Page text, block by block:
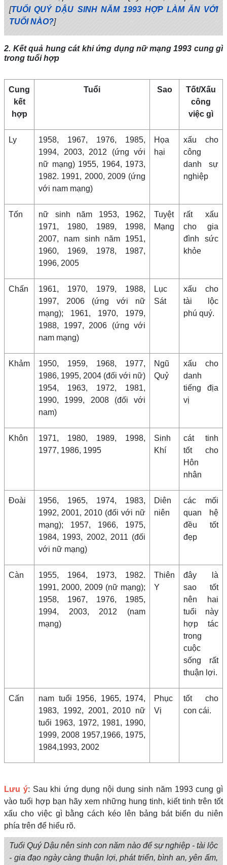
[TUỔI QUÝ DẬU SINH NĂM 1993 HỢP LÀM ĂN VỚI
TUỔI NÀO?]
2. Kết quả hung cát khi ứng dụng nữ mạng 1993 cung gì
trong tuổi hợp
Cung
kết
hợp
Tuổi Sao
Tốt/Xấu
công
việc gì
Ly
1958, 1967, 1976, 1985,
1994, 2003, 2012 (ứng với
nữ mạng) 1955, 1964, 1973,
1982. 1991, 2000, 2009 (ứng
với nam mạng)
Họa
hại
xấu cho
công
danh sự
nghiệp
Tốn
nữ sinh năm 1953, 1962,
1971, 1980, 1989, 1998,
2007, nam sinh năm 1951,
1960, 1969, 1978, 1987,
1996, 2005
Tuyệt
Mạng
rất xấu
cho gia
đình sức
khỏe
Chấn
1961, 1970, 1979, 1988,
1997, 2006 (ứng với nữ
mạng); 1961, 1970, 1979,
1988, 1997, 2006 (ứng với
nam mạng)
Lục
Sát
xấu cho
tài lộc
phú quý.
Khảm
1950, 1959, 1968, 1977,
1986, 1995, 2004 (đối với nữ)
1954, 1963, 1972, 1981,
1990, 1999, 2008 (đối với
nam)
Ngũ
Quỷ
xấu cho
danh
tiếng địa
vị
Khôn
1971, 1980, 1989, 1998,
1977, 1986, 1995
Sinh
Khí
cát tinh
tốt cho
Hôn
nhân
Đoài
1956, 1965, 1974, 1983,
1992, 2001, 2010 (đối với nữ
mạng); 1957, 1966, 1975,
1984, 1993, 2002, 2011 (đối
với nữ mạng)
Diên
niên
các mối
quan hệ
đều tốt
đẹp
Càn
1955, 1964, 1973, 1982.
1991, 2000, 2009 (nữ mạng);
1958, 1967, 1976, 1985,
1994, 2003, 2012 (nam
mạng)
Thiên
Y
đây là
sao tốt
nên hai
tuổi này
hợp tác
trong
cuộc
sống rất
thuận lợi.
Cấn
nam tuổi 1956, 1965, 1974,
1983, 1992, 2001, 2010 nữ
tuổi 1963, 1972, 1981, 1990,
1999, 2008 1957,1966, 1975,
1984,1993, 2002
Phục
Vị
tốt cho
con cái.
Lưu ý: Sau khi ứng dụng nội dung sinh năm 1993 cung gì
vào tuổi hợp bạn hãy xem những hung tinh, kiết tinh trên tốt
xấu cho việc gì bằng cách kéo lên bảng bát biến du niên
phía trên để hiểu rõ.
Tuổi Quý Dậu nên sinh con năm nào để sự nghiệp - tài lộc
- gia đạo ngày càng thuận lợi, phát triển, bình an, yên ấm,